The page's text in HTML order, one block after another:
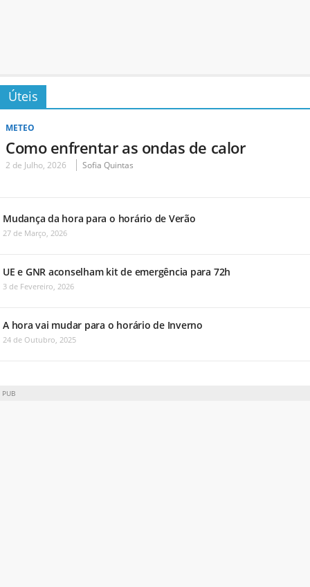
Úteis
METEO
Como enfrentar as ondas de calor
2 de Julho, 2026 Sofia Quintas
Mudança da hora para o horário de Verão
27 de Março, 2026
UE e GNR aconselham kit de emergência para 72h
3 de Fevereiro, 2026
A hora vai mudar para o horário de Inverno
24 de Outubro, 2025
PUB